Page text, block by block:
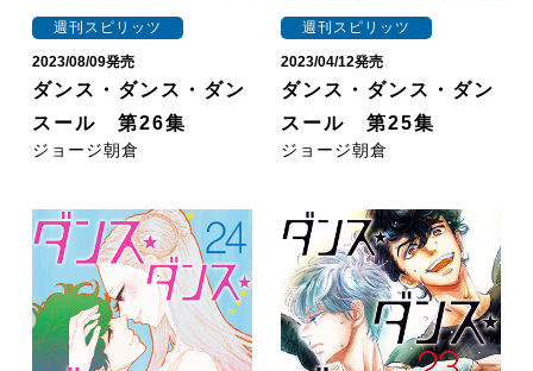
週刊スピリッツ
2023/08/09発売
ダンス・ダンス・ダン
スール 第26集
ジョージ朝倉
週刊スピリッツ
2023/04/12発売
ダンス・ダンス・ダン
スール 第25集
ジョージ朝倉